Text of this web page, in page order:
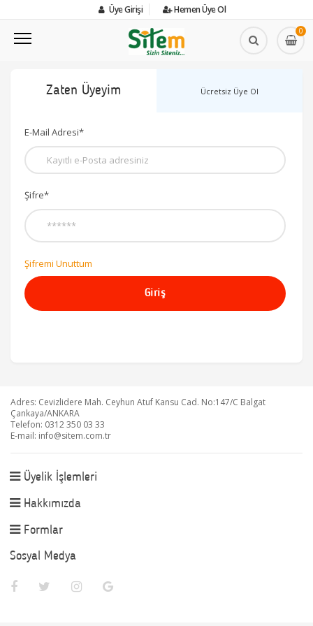
Üye Girişi Hemen Üye Ol
0
Zaten Üyeyim Ücretsiz Üye Ol
E-Mail Adresi*
Şifre*
Şifremi Unuttum
Giriş
Adres: Cevizlidere Mah. Ceyhun Atuf Kansu Cad. No:147/C Balgat
Çankaya/ANKARA
Telefon: 0312 350 03 33
E-mail: info@sitem.com.tr
Üyelik İşlemleri
Hakkımızda
Formlar
Sosyal Medya